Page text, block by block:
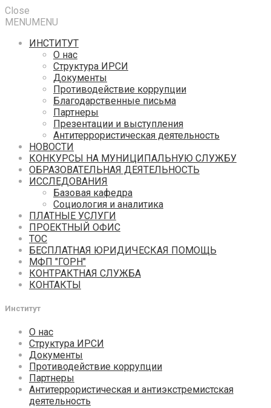
Close
MENUMENU
ИНСТИТУТ
О нас
Структура ИРСИ
Документы
Противодействие коррупции
Благодарственные письма
Партнеры
Презентации и выступления
Антитеррористическая деятельность
НОВОСТИ
КОНКУРСЫ НА МУНИЦИПАЛЬНУЮ СЛУЖБУ
ОБРАЗОВАТЕЛЬНАЯ ДЕЯТЕЛЬНОСТЬ
ИССЛЕДОВАНИЯ
Базовая кафедра
Социология и аналитика
ПЛАТНЫЕ УСЛУГИ
ПРОЕКТНЫЙ ОФИС
ТОС
БЕСПЛАТНАЯ ЮРИДИЧЕСКАЯ ПОМОЩЬ
МФП "ГОРН"
КОНТРАКТНАЯ СЛУЖБА
КОНТАКТЫ
Институт
О нас
Структура ИРСИ
Документы
Противодействие коррупции
Партнеры
Антитеррористическая и антиэкстремистская
деятельность